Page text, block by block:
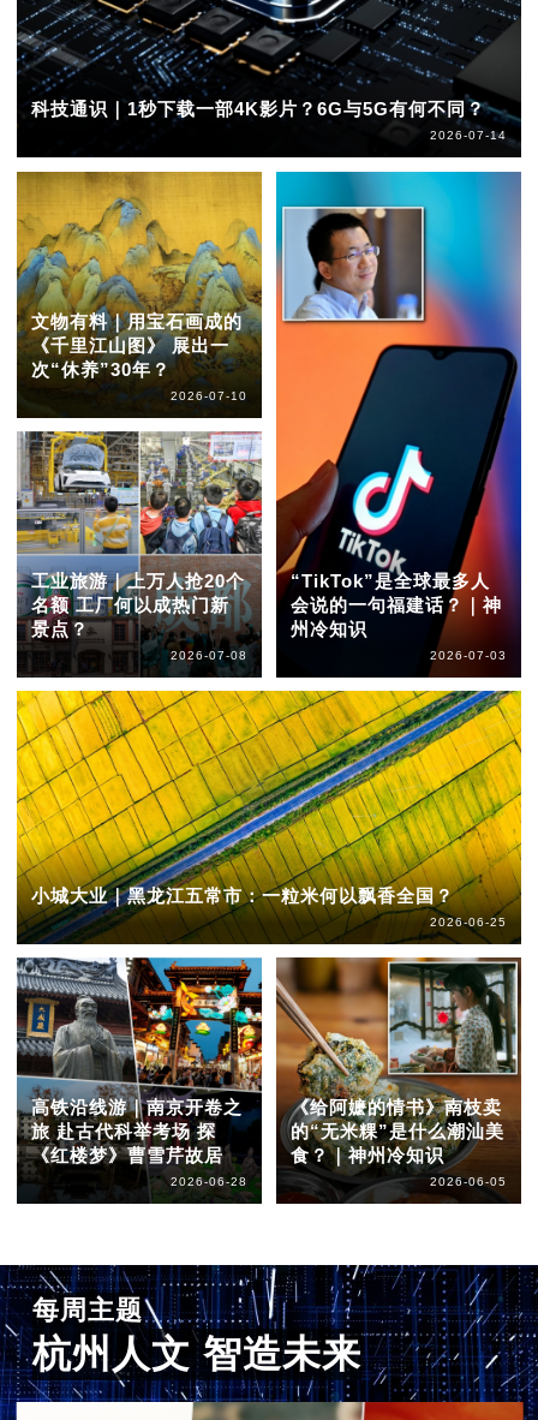
科技通识｜1秒下载一部4K影片？6G与5G有何不同？
2026-07-14
文物有料｜用宝石画成的
《千里江山图》 展出一
次“休养”30年？
2026-07-10
工业旅游｜上万人抢20个
名额 工厂何以成热门新
景点？
2026-07-08
“TikTok”是全球最多人
会说的一句福建话？｜神
州冷知识
2026-07-03
小城大业｜黑龙江五常市：一粒米何以飘香全国？
2026-06-25
高铁沿线游｜南京开卷之
旅 赴古代科举考场 探
《红楼梦》曹雪芹故居
2026-06-28
《给阿嬷的情书》南枝卖
的“无米粿”是什么潮汕美
食？｜神州冷知识
2026-06-05
每周主题
杭州人文 智造未来